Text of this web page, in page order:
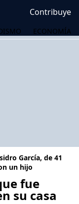
Contribuye
ECONOMÍA
García, de 41
un hijo
fue
su casa